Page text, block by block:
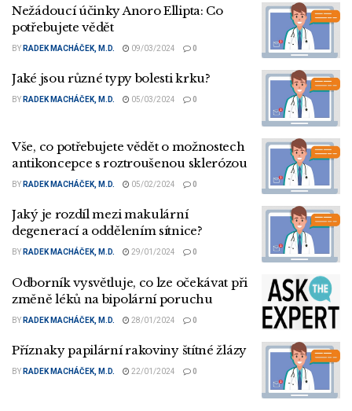
Nežádoucí účinky Anoro Ellipta: Co
potřebujete vědět
BY RADEK MACHÁČEK, M.D. 09/03/2024 0
Jaké jsou různé typy bolesti krku?
BY RADEK MACHÁČEK, M.D. 05/03/2024 0
Vše, co potřebujete vědět o možnostech
antikoncepce s roztroušenou sklerózou
BY RADEK MACHÁČEK, M.D. 05/02/2024 0
Jaký je rozdíl mezi makulární
degenerací a oddělením sítnice?
BY RADEK MACHÁČEK, M.D. 29/01/2024 0
Odborník vysvětluje, co lze očekávat při
změně léků na bipolární poruchu
BY RADEK MACHÁČEK, M.D. 28/01/2024 0
Příznaky papilární rakoviny štítné žlázy
BY RADEK MACHÁČEK, M.D. 22/01/2024 0